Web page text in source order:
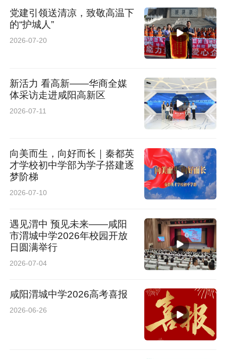
党建引领送清凉，致敬高温下
的“护城人”
2026-07-20
新活力 看高新——华商全媒
体采访走进咸阳高新区
2026-07-11
向美而生，向好而长｜秦都英
才学校初中学部为学子搭建逐
梦阶梯
2026-07-10
遇见渭中 预见未来——咸阳
市渭城中学2026年校园开放
日圆满举行
2026-07-04
咸阳渭城中学2026高考喜报
2026-06-26